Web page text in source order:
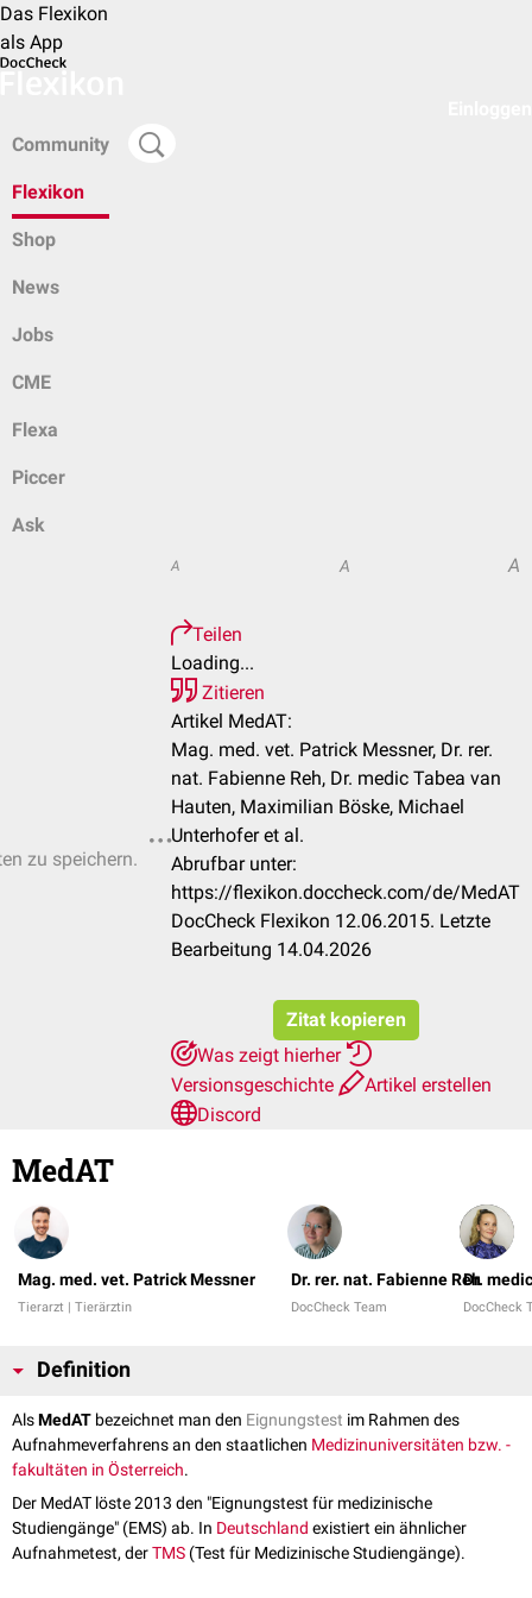
Das Flexikon
als App
Community
Flexikon
Shop
News
Jobs
CME
Flexa
Piccer
Ask
zu speichern.
A A A
Teilen
Loading...
Zitieren
Artikel MedAT:
Mag. med. vet. Patrick Messner, Dr. rer.
nat. Fabienne Reh, Dr. medic Tabea van
Hauten, Maximilian Böske, Michael
Unterhofer et al.
Abrufbar unter:
https://flexikon.doccheck.com/de/MedAT
DocCheck Flexikon 12.06.2015. Letzte
Bearbeitung 14.04.2026
Zitat kopieren
Was zeigt hierher
Versionsgeschichte
Artikel erstellen
Discord
MedAT
Mag. med. vet. Patrick Messner
Tierarzt | Tierärztin
Dr. rer. nat. Fabienne Reh
DocCheck Team
Dr.
DocCheck
Definition
AlsMedAT bezeichnet man den Eignungstest im Rahmen des
Aufnahmeverfahrens an den staatlichen Medizinuniversitäten bzw. -
fakultäten in Österreich.
Der MedAT löste 2013 den "Eignungstest für medizinische
Studiengänge" (EMS) ab. In Deutschland existiert ein ähnlicher
Aufnahmetest, derTMS (Test für Medizinische Studiengänge).